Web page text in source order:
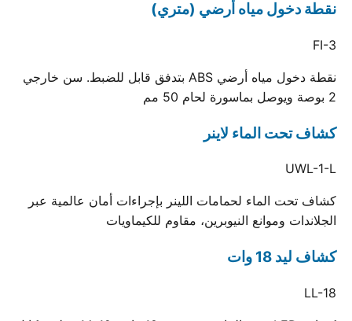
نقطة دخول مياه أرضي (متري)
FI-3
نقطة دخول مياه أرضي ABS بتدفق قابل للضبط. سن خارجي
2 بوصة ويوصل بماسورة لحام 50 مم
كشاف تحت الماء لاينر
UWL-1-L
كشاف تحت الماء لحمامات اللينر بإجراءات أمان عالمية عبر
الجلاندات وموانع النيوبرين، مقاوم للكيماويات
كشاف ليد 18 وات
LL-18